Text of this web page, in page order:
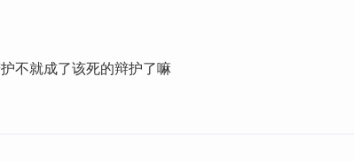
不就成了该死的辩护了嘛